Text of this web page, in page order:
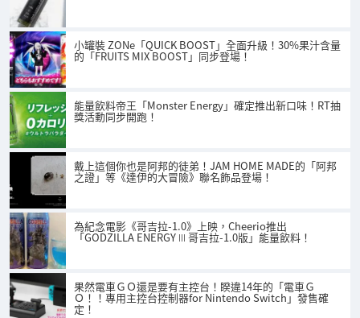
小罐裝 ZONe「QUICK BOOST」全面升級！30%果汁含量
的「FRUITS MIX BOOST」同步登場！
能量飲料帝王「Monster Energy」確定推出新口味！RT抽
獎活動同步開跑！
戴上這個你也是阿邦的徒弟！JAM HOME MADE的「阿邦
之證」等《達伊的大冒險》聯名飾品登場！
為紀念電影《哥吉拉-1.0》上映，Cheerio推出
「GODZILLA ENERGY Ⅲ 哥吉拉-1.0版」能量飲料！
果然電車ＧＯ還是要有主控台！睽違14年的「電車Ｇ
Ｏ！！專用主控台控制器for Nintendo Switch」發售確
定！